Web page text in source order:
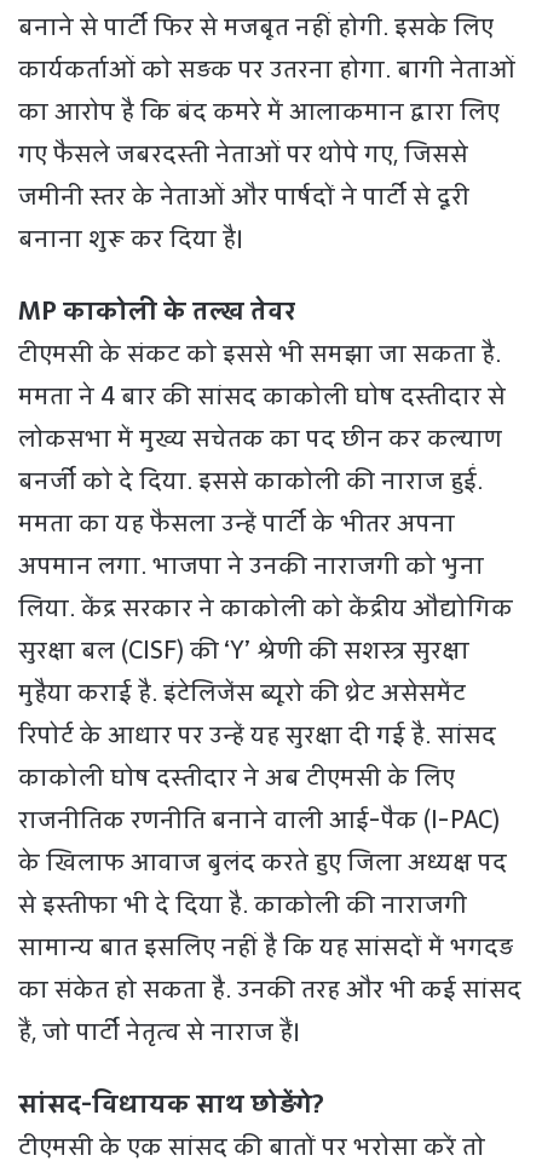
बनाने से पार्टी फिर से मजबूत नहीं होगी. इसके लिए
कार्यकर्ताओं को सड़क पर उतरना होगा. बागी नेताओं
का आरोप है कि बंद कमरे में आलाकमान द्वारा लिए
गए फैसले जबरदस्ती नेताओं पर थोपे गए, जिससे
जमीनी स्तर के नेताओं और पार्षदों ने पार्टी से दूरी
बनाना शुरू कर दिया है।
MP काकोली के तल्ख तेवर
टीएमसी के संकट को इससे भी समझा जा सकता है.
ममता ने 4 बार की सांसद काकोली घोष दस्तीदार से
लोकसभा में मुख्य सचेतक का पद छीन कर कल्याण
बनर्जी को दे दिया. इससे काकोली की नाराज हुईं.
ममता का यह फैसला उन्हें पार्टी के भीतर अपना
अपमान लगा. भाजपा ने उनकी नाराजगी को भुना
लिया. केंद्र सरकार ने काकोली को केंद्रीय औद्योगिक
सुरक्षा बल (CISF) की ‘Y’ श्रेणी की सशस्त्र सुरक्षा
मुहैया कराई है. इंटेलिजेंस ब्यूरो की थ्रेट असेसमेंट
रिपोर्ट के आधार पर उन्हें यह सुरक्षा दी गई है. सांसद
काकोली घोष दस्तीदार ने अब टीएमसी के लिए
राजनीतिक रणनीति बनाने वाली आई-पैक (I-PAC)
के खिलाफ आवाज बुलंद करते हुए जिला अध्यक्ष पद
से इस्तीफा भी दे दिया है. काकोली की नाराजगी
सामान्य बात इसलिए नहीं है कि यह सांसदों में भगदड़
का संकेत हो सकता है. उनकी तरह और भी कई सांसद
हैं, जो पार्टी नेतृत्व से नाराज हैं।
सांसद-विधायक साथ छोड़ेंगे?
टीएमसी के एक सांसद की बातों पर भरोसा करें तो